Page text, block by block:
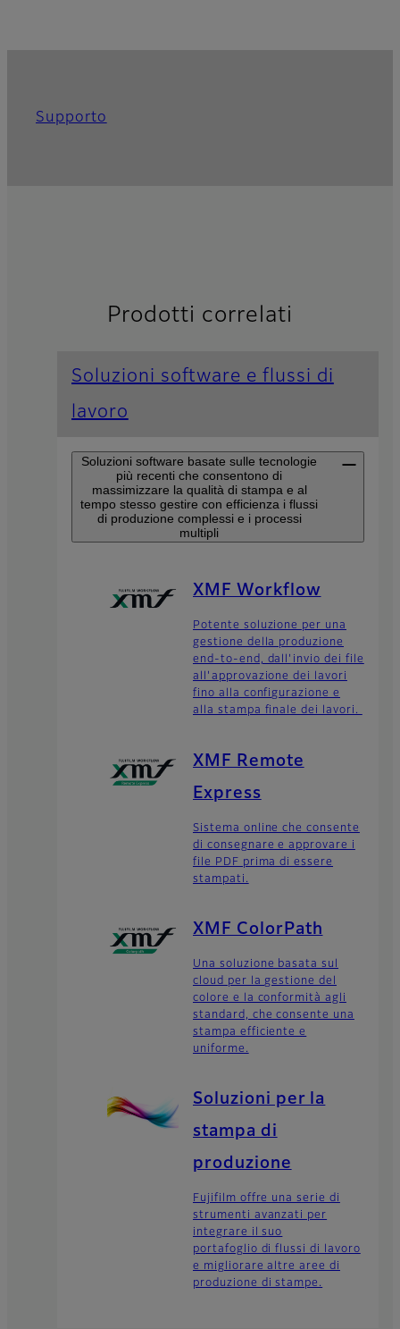
Supporto
Prodotti correlati
Soluzioni software e flussi di
lavoro
Soluzioni software basate sulle tecnologie
più recenti che consentono di
massimizzare la qualità di stampa e al
tempo stesso gestire con efficienza i flussi
di produzione complessi e i processi
multipli
XMF Workflow
Potente soluzione per una
gestione della produzione
end-to-end, dall'invio dei file
all'approvazione dei lavori
fino alla configurazione e
alla stampa finale dei lavori.
XMF Remote
Express
Sistema online che consente
di consegnare e approvare i
file PDF prima di essere
stampati.
XMF ColorPath
Una soluzione basata sul
cloud per la gestione del
colore e la conformità agli
standard, che consente una
stampa efficiente e
uniforme.
Soluzioni per la
stampa di
produzione
Fujifilm offre una serie di
strumenti avanzati per
integrare il suo
portafoglio di flussi di lavoro
e migliorare altre aree di
produzione di stampe.